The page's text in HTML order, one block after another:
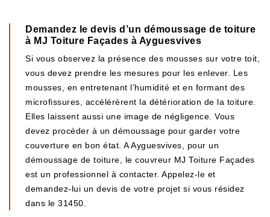
Demandez le devis d’un démoussage de toiture
à MJ Toiture Façades à Ayguesvives
Si vous observez la présence des mousses sur votre toit,
vous devez prendre les mesures pour les enlever. Les
mousses, en entretenant l’humidité et en formant des
microfissures, accélérèrent la détérioration de la toiture.
Elles laissent aussi une image de négligence. Vous
devez procéder à un démoussage pour garder votre
couverture en bon état. A Ayguesvives, pour un
démoussage de toiture, le couvreur MJ Toiture Façades
est un professionnel à contacter. Appelez-le et
demandez-lui un devis de votre projet si vous résidez
dans le 31450.